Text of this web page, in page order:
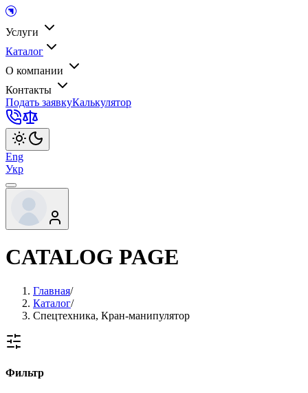
Услуги
Каталог
О компании
Контакты
Подать заявкуКалькулятор
Eng
Укр
CATALOG PAGE
Главная/
Каталог/
Спецтехника, Кран-манипулятор
Фильтр